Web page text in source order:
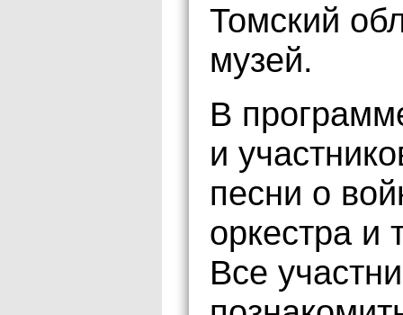
Томский
музей.
В
и
песни о
оркестра и
Все